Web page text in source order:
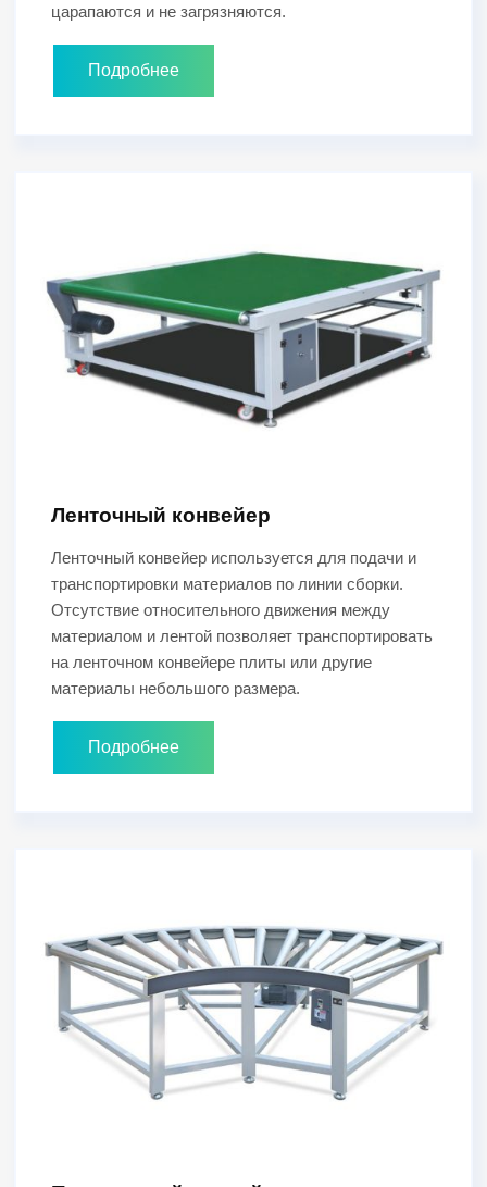
царапаются и не загрязняются.
Подробнее
Ленточный конвейер
Ленточный конвейер используется для подачи и
транспортировки материалов по линии сборки.
Отсутствие относительного движения между
материалом и лентой позволяет транспортировать
на ленточном конвейере плиты или другие
материалы небольшого размера.
Подробнее